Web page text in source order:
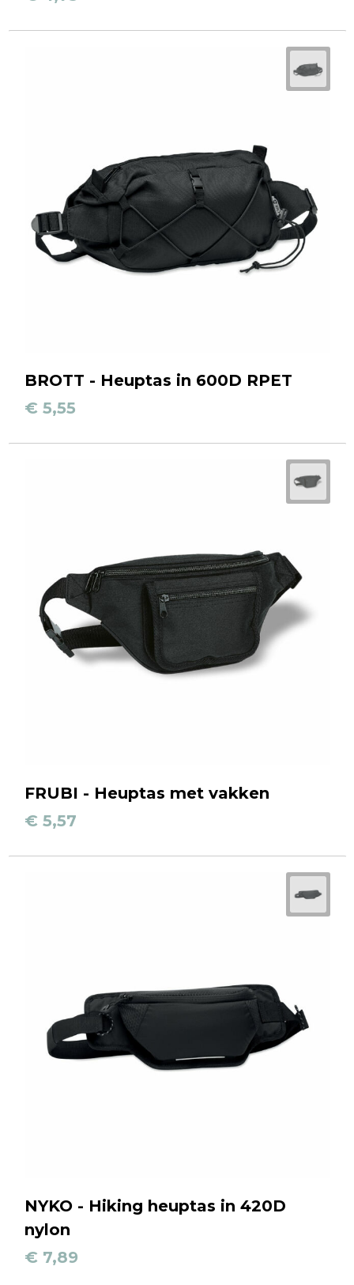
BROTT - Heuptas in 600D RPET
€ 5,55
FRUBI - Heuptas met vakken
€ 5,57
NYKO - Hiking heuptas in 420D
nylon
€ 7,89